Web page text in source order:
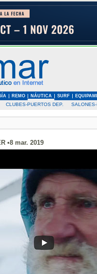
REMO NÁUTICA SURF
CLUBES-PUERTOS DEP.
•8 mar. 2019